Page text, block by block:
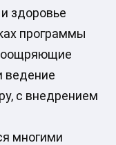
здоровье
программы
ведение
с внедрением
многими